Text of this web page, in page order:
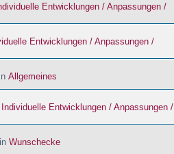
Entwicklungen / Anpassungen /
Entwicklungen / Anpassungen /
Allgemeines
Individuelle Entwicklungen / Anpassungen /
Wunschecke